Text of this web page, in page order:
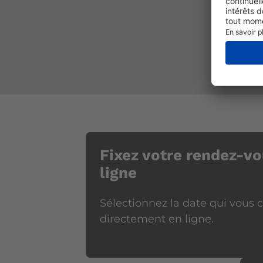
Fixez votre rendez-
ligne
Sélectionnez la date qui vous
directement en ligne.